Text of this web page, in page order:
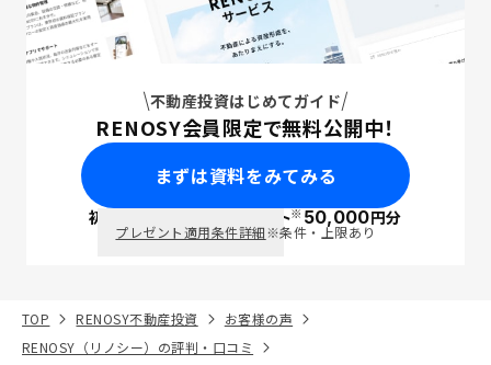
不動産投資はじめてガイド
RENOSY会員限定で無料公開中！
まずは資料をみてみる
初回面談で ポイント※50,000円分
プレゼント適用条件詳細※条件・上限あり
TOP RENOSY不動産投資
お客様の声
RENOSY（リノシー）の評判・口コミ